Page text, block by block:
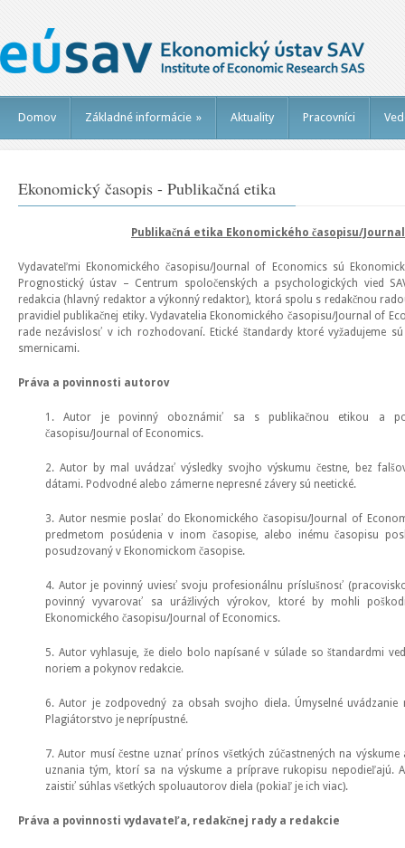
Domov Základné informácie » Aktuality Pracovníci
Ekonomický časopis - Publikačná etika
Publikačná etika Ekonomického časopisu/
Vydavateľmi Ekonomického časopisu/Journal of Economics sú
Prognostický ústav – Centrum spoločenských a psychologických vied
redakcia (hlavný redaktor a výkonný redaktor), ktorá spolu s redakčnou
pravidiel publikačnej etiky. Vydavatelia Ekonomického časopisu/Journal of
rade nezávislosť v ich rozhodovaní. Etické štandardy ktoré vyžadujeme
smernicami.
Práva a povinnosti autorov
1. Autor je povinný oboznámiť sa s publikačnou etikou a
časopisu/Journal of Economics.
2. Autor by mal uvádzať výsledky svojho výskumu čestne, bez
dátami. Podvodné alebo zámerne nepresné závery sú neetické.
3. Autor nesmie poslať do Ekonomického časopisu/Journal of
predmetom posúdenia v inom časopise, alebo inému časopisu
posudzovaný v Ekonomickom časopise.
4. Autor je povinný uviesť svoju profesionálnu príslušnosť
povinný vyvarovať sa urážlivých výrokov, ktoré by mohli
Ekonomického časopisu/Journal of Economics.
5. Autor vyhlasuje, že dielo bolo napísané v súlade so štandardmi
noriem a pokynov redakcie.
6. Autor je zodpovedný za obsah svojho diela. Úmyselné
Plagiátorstvo je neprípustné.
7. Autor musí čestne uznať prínos všetkých zúčastnených na
uznania tým, ktorí sa na výskume a príprave rukopisu nepodieľajú.
zaistiť súhlas všetkých spoluautorov diela (pokiaľ je ich viac).
Práva a povinnosti vydavateľa, redakčnej rady a redakcie